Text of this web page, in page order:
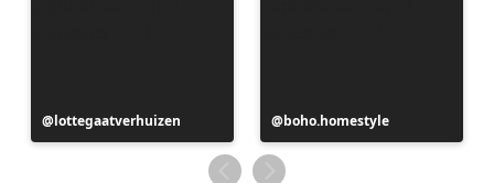
Bericht
gepubliceerd
lottegaatverhuizen
Bericht
gepubliceerd
door
boho.homestyle